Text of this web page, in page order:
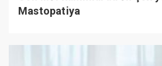
Mastopatiya